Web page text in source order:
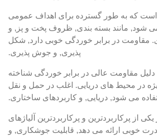
است که به طور گسترده برای اهداف عمومی
می شود, مانند بسته بندی, ظروف پخت و پز, و
مقاومت در برابر خوردگی خوبی دارد, شکل
پذیری, و جوش پذیری.
دلیل مقاومت عالی در برابر خوردگی شناخته
در محیط های دریایی. اغلب در حمل و نقل
می شود, دریایی, و کاربردهای ساختاری.
یکی از پرکاربردترین و پرکاربردترین آلیاژهای
خوبی ارائه می دهد, قابلیت جوشکاری, و